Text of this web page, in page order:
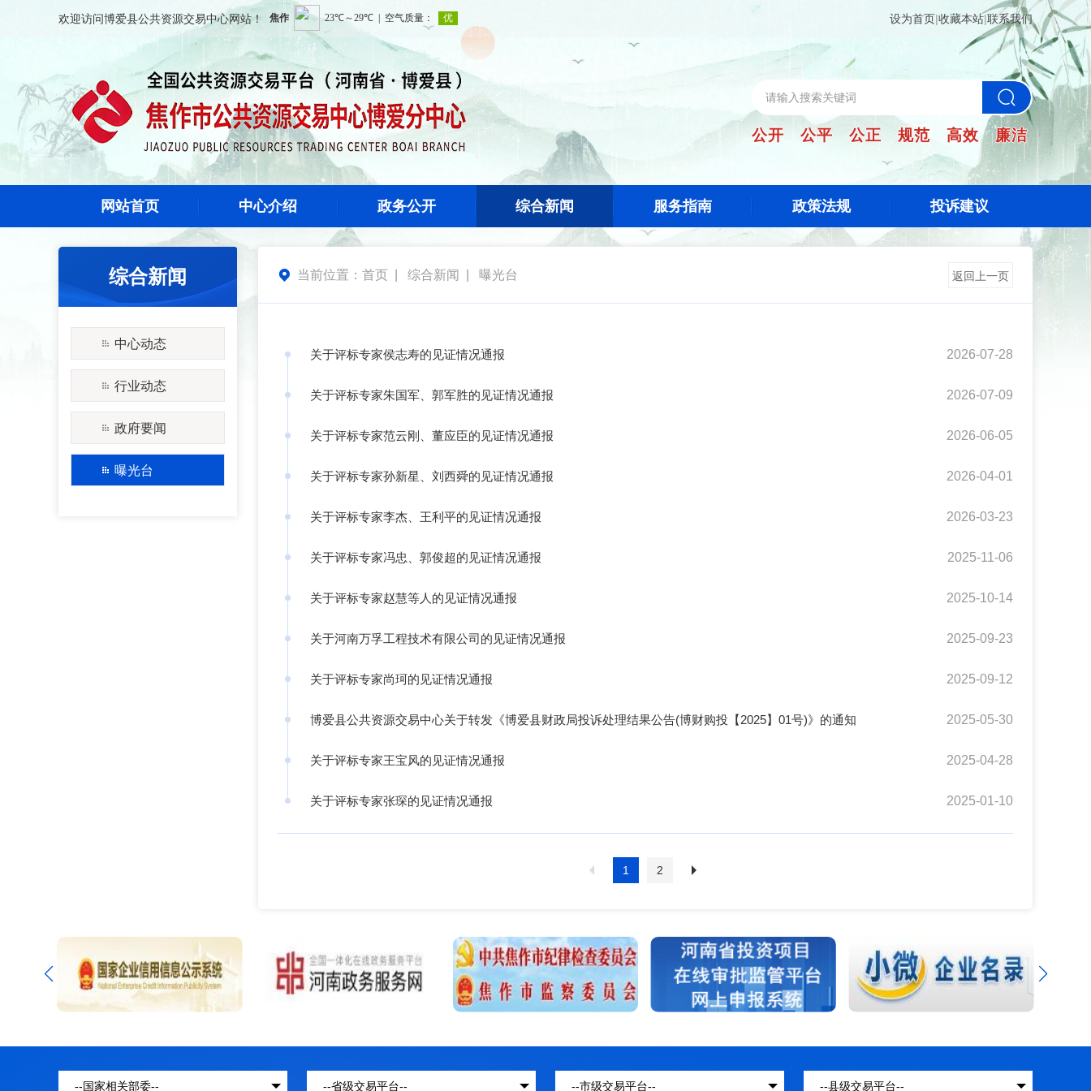
欢迎访问博爱县公共资源交易中心网站！ 设为首页|收藏本站|联系我们
公开 公平 公正 规范 高效 廉洁
网站首页 中心介绍 政务公开 综合新闻 服务指南 政策法规 投诉建议
 当前位置： 首页 综合新闻 曝光台 返回上一页
关于评标专家侯志寿的见证情况通报 2026-07-28
关于评标专家朱国军、郭军胜的见证情况通报 2026-07-09
关于评标专家范云刚、董应臣的见证情况通报 2026-06-05
关于评标专家孙新星、刘西舜的见证情况通报 2026-04-01
关于评标专家李杰、王利平的见证情况通报 2026-03-23
关于评标专家冯忠、郭俊超的见证情况通报 2025-11-06
关于评标专家赵慧等人的见证情况通报 2025-10-14
关于河南万孚工程技术有限公司的见证情况通报 2025-09-23
关于评标专家尚珂的见证情况通报 2025-09-12
博爱县公共资源交易中心关于转发《博爱县财政局投诉处理结果公告(博财购投【2025】01号)》的通知 2025-05-30
关于评标专家王宝风的见证情况通报 2025-04-28
关于评标专家张琛的见证情况通报 2025-01-10
1 2
综合新闻
中心动态
行业动态
政府要闻
曝光台